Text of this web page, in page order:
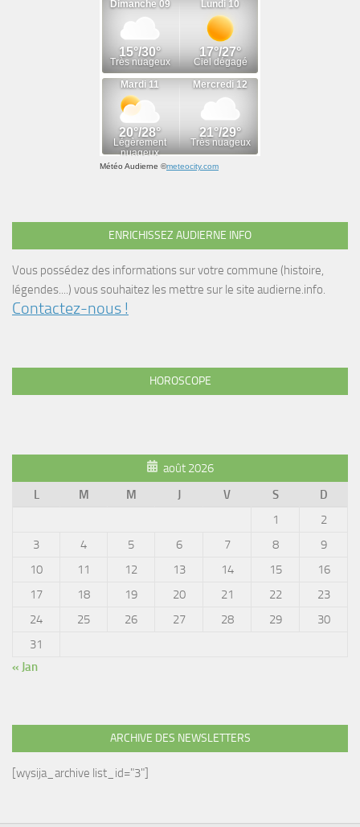
Météo Audierne ©meteocity.com
ENRICHISSEZ AUDIERNE INFO
Vous possédez des informations sur votre commune (histoire,
légendes....) vous souhaitez les mettre sur le site audierne.info.
Contactez-nous !
HOROSCOPE
août 2026
L
M M J V S
D
1
2
3
4 5 6 7 8
9
10
11 12 13 14 15
16
17
18 19 20 21 22
23
24
25 26 27 28 29
30
31
« Jan
ARCHIVE DES NEWSLETTERS
[wysija_archive list_id="3"]